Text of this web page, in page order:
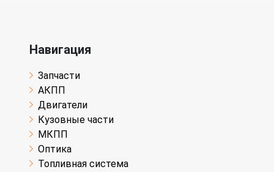
Навигация
Запчасти
АКПП
Двигатели
Кузовные части
МКПП
Оптика
Топливная система